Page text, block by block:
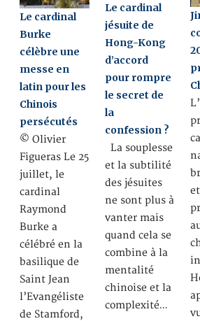
Le cardinal
Burke
célèbre une
messe en
latin pour les
Chinois
persécutés
© Olivier
Figueras Le 25
juillet, le
cardinal
Raymond
Burke a
célébré en la
basilique de
Saint Jean
l’Evangéliste
de Stamford,
Le cardinal
jésuite de
Hong-Kong
d’accord
pour rompre
le secret de
la
confession ?
La souplesse
et la subtilité
des jésuites
ne sont plus à
vanter mais
quand cela se
combine à la
mentalité
chinoise et la
complexité…